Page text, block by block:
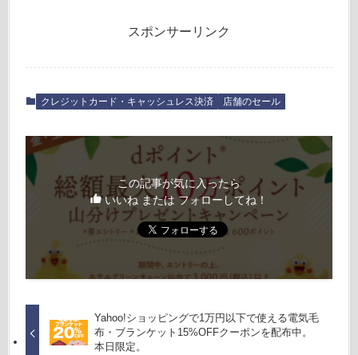
スポンサーリンク
クレジットカード・キャッシュレス決済 店舗のセール
この記事が気に入ったら
いいね または フォローしてね！
Yahoo!ショッピングで1万円以下で使える電気毛
布・ブランケット15%OFFクーポンを配布中。
本日限定。